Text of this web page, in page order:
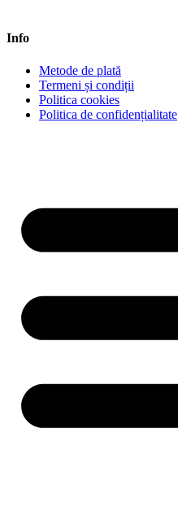
Info
Metode de plată
Termeni și condiții
Politica cookies
Politica de confidențialitate